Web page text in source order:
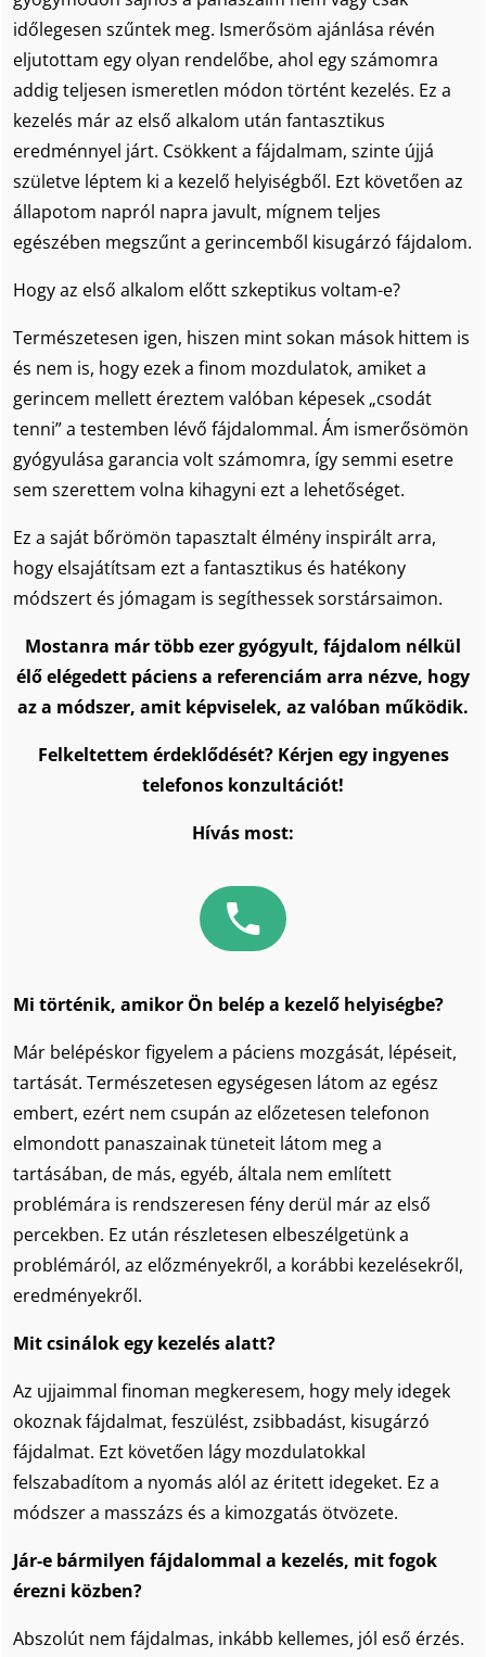
időlegesen szűntek meg. Ismerősöm ajánlása révén
eljutottam egy olyan rendelőbe, ahol egy számomra
addig teljesen ismeretlen módon történt kezelés. Ez a
kezelés már az első alkalom után fantasztikus
eredménnyel járt. Csökkent a fájdalmam, szinte újjá
születve léptem ki a kezelő helyiségből. Ezt követően az
állapotom napról napra javult, mígnem teljes
egészében megszűnt a gerincemből kisugárzó fájdalom.
Hogy az első alkalom előtt szkeptikus voltam-e?
Természetesen igen, hiszen mint sokan mások hittem is
és nem is, hogy ezek a finom mozdulatok, amiket a
gerincem mellett éreztem valóban képesek „csodát
tenni” a testemben lévő fájdalommal. Ám ismerősömön
gyógyulása garancia volt számomra, így semmi esetre
sem szerettem volna kihagyni ezt a lehetőséget.
Ez a saját bőrömön tapasztalt élmény inspirált arra,
hogy elsajátítsam ezt a fantasztikus és hatékony
módszert és jómagam is segíthessek sorstársaimon.
Mostanra már több ezer gyógyult, fájdalom nélkül
élő elégedett páciens a referenciám arra nézve, hogy
az a módszer, amit képviselek, az valóban működik.
Felkeltettem érdeklődését? Kérjen egy ingyenes
telefonos konzultációt!
Hívás most:
Mi történik, amikor Ön belép a kezelő helyiségbe?
Már belépéskor figyelem a páciens mozgását, lépéseit,
tartását. Természetesen egységesen látom az egész
embert, ezért nem csupán az előzetesen telefonon
elmondott panaszainak tüneteit látom meg a
tartásában, de más, egyéb, általa nem említett
problémára is rendszeresen fény derül már az első
percekben. Ez után részletesen elbeszélgetünk a
problémáról, az előzményekről, a korábbi kezelésekről,
eredményekről.
Mit csinálok egy kezelés alatt?
Az ujjaimmal finoman megkeresem, hogy mely idegek
okoznak fájdalmat, feszülést, zsibbadást, kisugárzó
fájdalmat. Ezt követően lágy mozdulatokkal
felszabadítom a nyomás alól az éritett idegeket. Ez a
módszer a masszázs és a kimozgatás ötvözete.
Jár-e bármilyen fájdalommal a kezelés, mit fogok
érezni közben?
Abszolút nem fájdalmas, inkább kellemes, jól eső érzés.